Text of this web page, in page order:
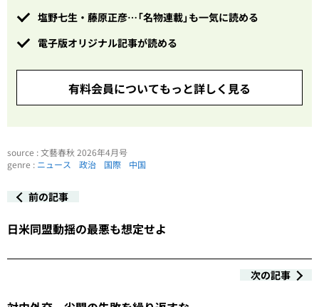
塩野七生・藤原正彦…「名物連載」も一気に読める
電子版オリジナル記事が読める
有料会員についてもっと詳しく見る
source : 文藝春秋 2026年4月号
genre : ニュース 政治 国際 中国
前の記事
日米同盟動揺の最悪も想定せよ
次の記事